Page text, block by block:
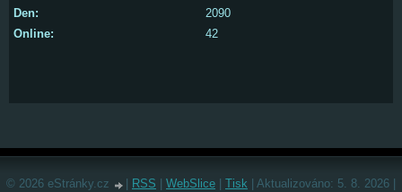
Online: 42
Den:
2090
© 2026 eStránky.cz RSS WebSlice Tisk Aktualizováno: 5. 8. 2026